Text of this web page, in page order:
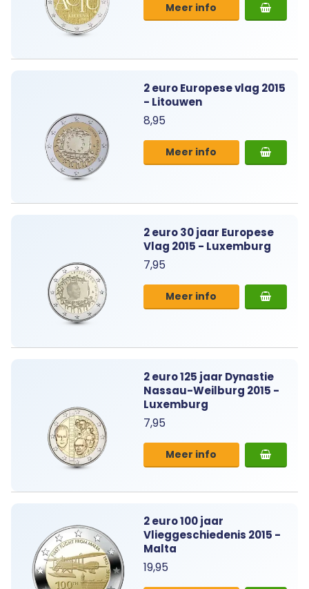
Meer info
2 euro Europese vlag 2015
- Litouwen
8,95
Meer info
2 euro 30 jaar Europese
Vlag 2015 - Luxemburg
7,95
Meer info
2 euro 125 jaar Dynastie
Nassau-Weilburg 2015 -
Luxemburg
7,95
Meer info
2 euro 100 jaar
Vlieggeschiedenis 2015 -
Malta
19,95